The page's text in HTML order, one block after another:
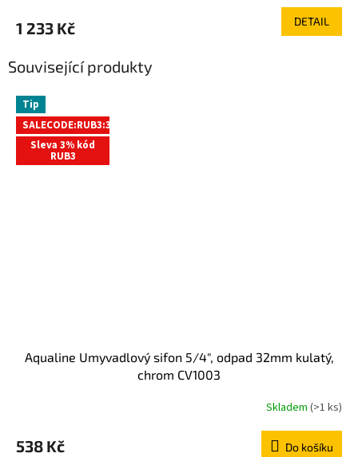
Související produkty
Tip
SALECODE:RUB3:3:%
Sleva 3% kód
RUB3
Aqualine Umyvadlový sifon 5/4", odpad 32mm kulatý,
chrom CV1003
Skladem (>1 ks)
538 Kč Do košíku
1 233 Kč DETAIL